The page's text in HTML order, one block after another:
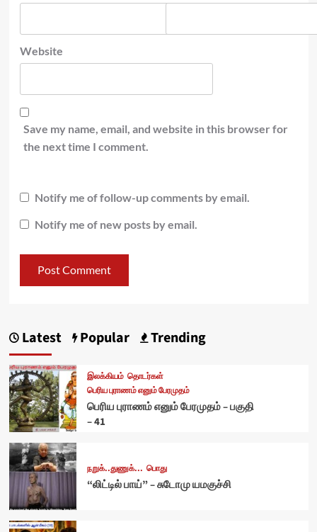
Website
Save my name, email, and website in this browser for
the next time I comment.
Notify me of follow-up comments by email.
Notify me of new posts by email.
Latest Popular Trending
இலக்கியம் தொடர்கள்
பெரிய புராணம் எனும் பேரமுதம்
பெரிய புராணம் எனும் பேரமுதம் – பகுதி
– 41
நறுக்..துணுக்... பொது
“லிட்டில் பாய்” – சுடோமு யமகுச்சி